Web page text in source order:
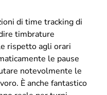
di time tracking di
timbrature
rispetto agli orari
le pause
notevolmente le
È anche fantastico